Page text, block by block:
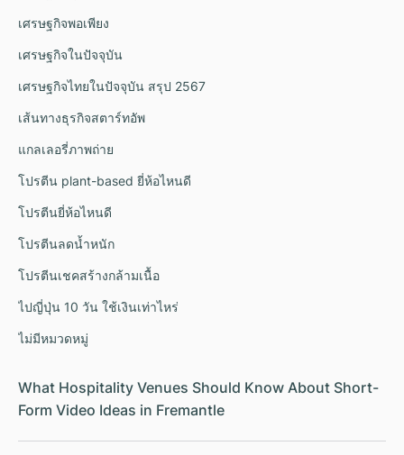
เศรษฐกิจพอเพียง
เศรษฐกิจในปัจจุบัน
เศรษฐกิจไทยในปัจจุบัน สรุป 2567
เส้นทางธุรกิจสตาร์ทอัพ
แกลเลอรี่ภาพถ่าย
โปรตีน plant-based ยี่ห้อไหนดี
โปรตีนยี่ห้อไหนดี
โปรตีนลดน้ำหนัก
โปรตีนเชคสร้างกล้ามเนื้อ
ไปญี่ปุ่น 10 วัน ใช้เงินเท่าไหร่
ไม่มีหมวดหมู่
What Hospitality Venues Should Know About Short-
Form Video Ideas in Fremantle